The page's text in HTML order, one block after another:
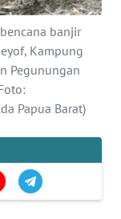
banjir
Kampung
Pegunungan
Papua Barat)